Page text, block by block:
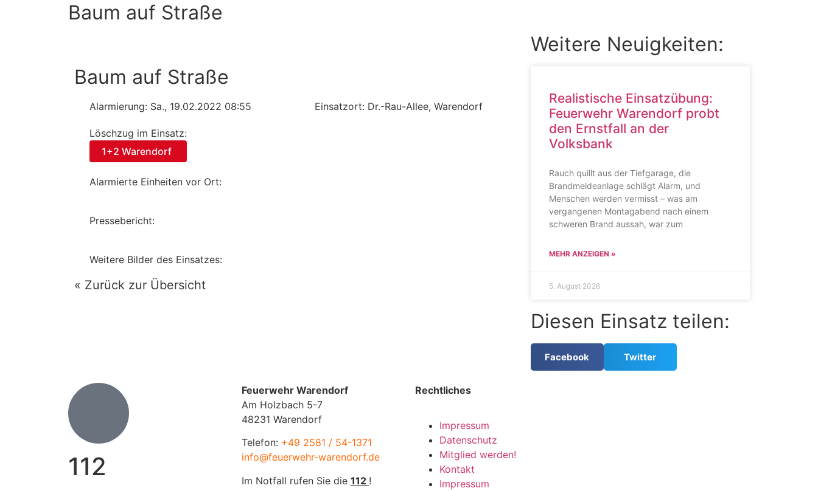
Baum auf Straße
Baum auf Straße
Alarmierung: Sa., 19.02.2022 08:55 Einsatzort: Dr.-Rau-Allee, Warendorf
Löschzug im Einsatz:
1+2 Warendorf
Alarmierte Einheiten vor Ort:
Pressebericht:
Weitere Bilder des Einsatzes:
« Zurück zur Übersicht
Weitere Neuigkeiten:
Realistische Einsatzübung:
Feuerwehr Warendorf probt
den Ernstfall an der
Volksbank
Rauch quillt aus der Tiefgarage, die
Brandmeldeanlage schlägt Alarm, und
Menschen werden vermisst – was am
vergangenen Montagabend nach einem
schweren Brand aussah, war zum
MEHR ANZEIGEN »
5. August 2026
Diesen Einsatz teilen:
Facebook Twitter
112
Feuerwehr Warendorf
Am Holzbach 5-7
48231 Warendorf
Telefon: +49 2581 / 54-1371
info@feuerwehr-warendorf.de
Im Notfall rufen Sie die 112 !
Rechtliches
Impressum
Datenschutz
Mitglied werden!
Kontakt
Impressum